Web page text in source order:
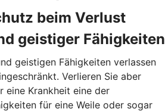
beim Verlust
geistiger Fähigkeiten
geistigen Fähigkeiten verlassen
Verlieren Sie aber
eine Krankheit eine der
für eine Weile oder sogar